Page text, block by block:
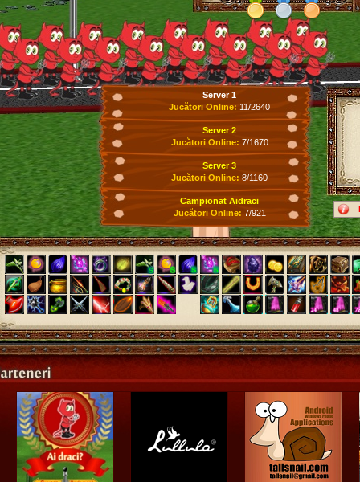
Server 1
Jucători Online: 11/2640
Server 2
Jucători Online: 7/1670
Server 3
Jucători Online: 8/1160
Campionat Aidraci
Jucători Online: 7/921